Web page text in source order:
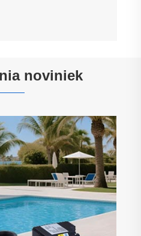
noviniek
Naše záhradné
odoslané do Európy